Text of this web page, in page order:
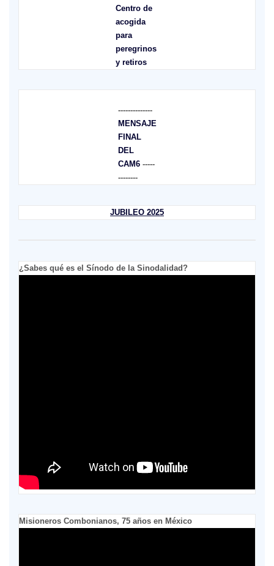
Centro de
acogida
para
peregrinos
y retiros
--------------
MENSAJE
FINAL
DEL
CAM6-----
--------
JUBILEO 2025
¿Sabes qué es el Sínodo de la Sinodalidad?
Misioneros Combonianos, 75 años en México